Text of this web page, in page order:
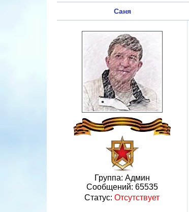
Саня
Группа: Админ
Сообщений: 65535
Статус: Отсутствует